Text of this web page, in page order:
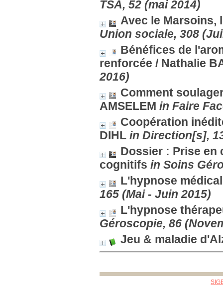
TSA, 52 (mai 2014)
Avec le Marsoins,
Union sociale, 308
Bénéfices de
renforcée / Nathalie
2016)
Comment
AMSELEM in Faire
Coopération
DIHL in Direction[s],
Dossier : Prise en
cognitifs in Soins
L'hypnose
165 (Mai - Juin 2015)
L'hypnose
Géroscopie, 86
Jeu & maladie